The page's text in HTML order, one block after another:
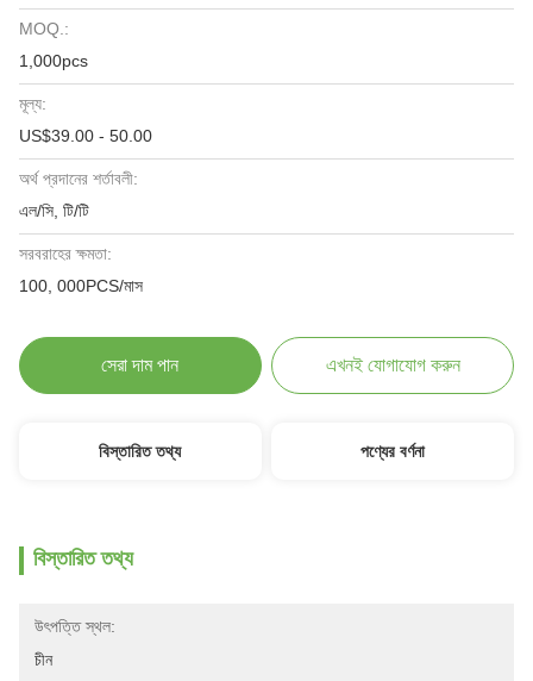
MOQ.:
1,000pcs
মূল্য:
US$39.00 - 50.00
অর্থ প্রদানের শর্তাবলী:
এল/সি, টি/টি
সরবরাহের ক্ষমতা:
100, 000PCS/মাস
সেরা দাম পান এখনই যোগাযোগ করুন
বিস্তারিত তথ্য পণ্যের বর্ণনা
বিস্তারিত তথ্য
উৎপত্তি স্থল:
চীন